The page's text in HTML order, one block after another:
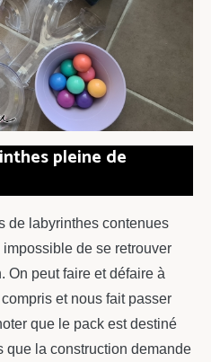
pleine de
de labyrinthes contenues
de se retrouver
On peut faire et défaire à
et nous fait passer
que le pack est destiné
que la construction demande